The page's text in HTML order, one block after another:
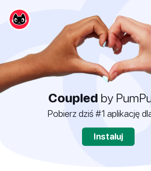
Coupled by
Pobierz dziś #1 aplikację
Instaluj